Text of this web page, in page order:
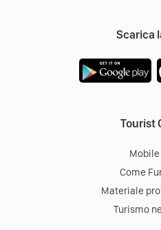
Scarica
Tourist
Come
Materiale
Turismo